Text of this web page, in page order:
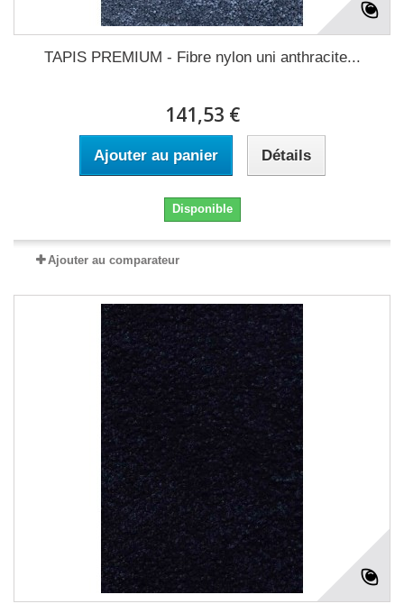
TAPIS PREMIUM - Fibre nylon uni anthracite...
141,53 €
Ajouter au panier Détails
Disponible
Ajouter au comparateur